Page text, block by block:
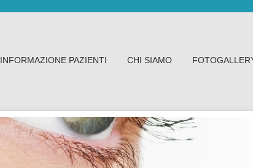
INFORMAZIONE PAZIENTI CHI SIAMO